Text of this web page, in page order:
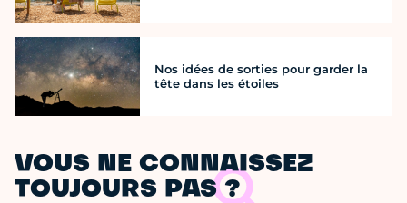
Nos idées de sorties pour garder la
tête dans les étoiles
VOUS NE CONNAISSEZ
TOUJOURS PAS ?